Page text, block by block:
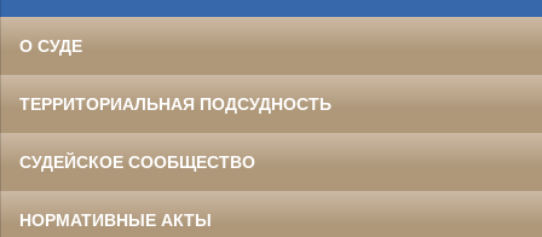
О СУДЕ
ТЕРРИТОРИАЛЬНАЯ ПОДСУДНОСТЬ
СУДЕЙСКОЕ СООБЩЕСТВО
НОРМАТИВНЫЕ АКТЫ